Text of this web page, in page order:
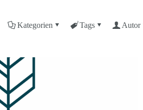
Kategorien Tags Autor